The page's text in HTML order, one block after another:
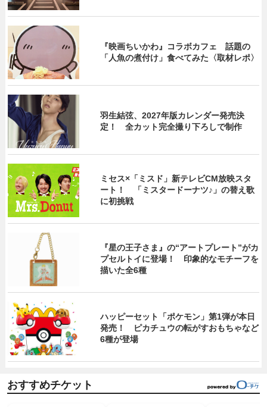
『映画ちいかわ』コラボカフェ 話題の
「人魚の煮付け」食べてみた〈取材レポ〉
羽生結弦、2027年版カレンダー発売決
定！ 全カット完全撮り下ろしで制作
ミセス×「ミスド」新テレビCM放映スタ
ート！ 「ミスタードーナツ♪」の替え歌
に初挑戦
『星の王子さま』の“アートプレート”がカ
プセルトイに登場！ 印象的なモチーフを
描いた全6種
ハッピーセット「ポケモン」第1弾が本日
発売！ ピカチュウの転がすおもちゃなど
6種が登場
おすすめチケット